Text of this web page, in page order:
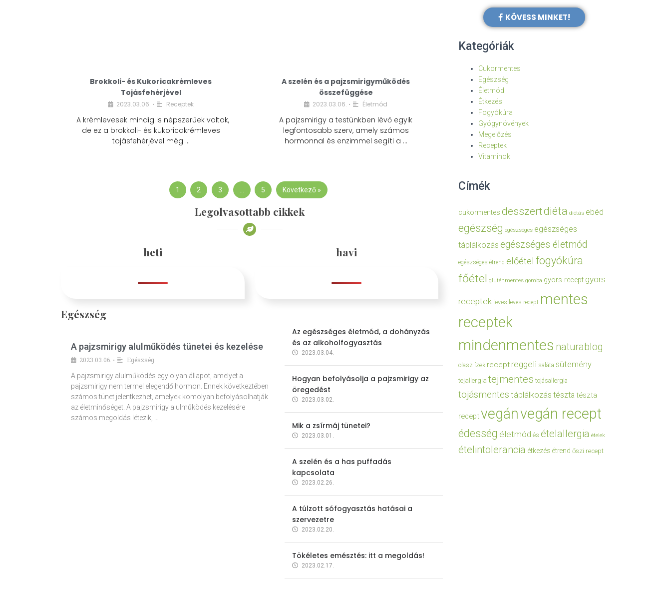
Brokkoli- és Kukoricakrémleves
Tojásfehérjével
2023.03.06. • Receptek
A krémlevesek mindig is népszerűek voltak,
de ez a brokkoli- és kukoricakrémleves
tojásfehérjével még …
A szelén és a pajzsmirigyműködés
összefüggése
2023.03.06. • Életmód
A pajzsmirigy a testünkben lévő egyik
legfontosabb szerv, amely számos
hormonnal és enzimmel segíti a …
1 2 3 5 Következő »
Legolvasottabb cikkek
heti havi
Egészség
A pajzsmirigy alulműködés tünetei és kezelése
2023.03.06. •
Egészség
A pajzsmirigy alulműködés egy olyan állapot, amelyet a
pajzsmirigy nem termel elegendő hormon. Ennek következtében
számos tünet jelentkezhet, amelyek komolyan befolyásolhatják
az életminőséget. A pajzsmirigy alulműködés kezelésére
számos megoldás létezik, …
Az egészséges életmód, a dohányzás
és az alkoholfogyasztás
2023.03.04.
Hogyan befolyásolja a pajzsmirigy az
öregedést
2023.03.02.
Mik a zsírmáj tünetei?
2023.03.01.
A szelén és a has puffadás
kapcsolata
2023.02.26.
A túlzott sófogyasztás hatásai a
szervezetre
2023.02.20.
Tökéletes emésztés: itt a megoldás!
2023.02.17.
KÖVESS MINKET!
Kategóriák
Cukormentes
Egészség
Életmód
Étkezés
Fogyókúra
Gyógynövények
Megelőzés
Receptek
Vitaminok
Címék
cukormentes desszertdiéta diétás ebéd
egészség egészséges egészséges
táplálkozás egészséges életmód
egészséges étrend előétel fogyókúra
főétel gluténmentes gomba gyors recept gyors
receptek leves leves recept mentes
receptek
mindenmentes naturablog
olasz ízek recept reggeli saláta sütemény
tejallergia tejmentes tojásallergia
tojásmentes táplálkozás tészta tészta
receptvegánvegán recept
édesség életmód és ételallergia ételek
ételintolerancia étkezés étrend őszi recept